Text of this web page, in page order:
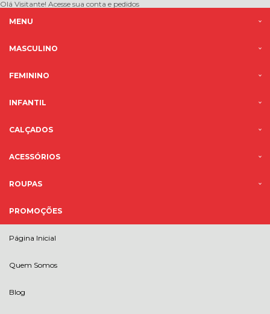
Olá Visitante! Acesse sua conta e pedidos
MENU
MASCULINO
FEMININO
INFANTIL
CALÇADOS
ACESSÓRIOS
ROUPAS
PROMOÇÕES
Página Inicial
Quem Somos
Blog